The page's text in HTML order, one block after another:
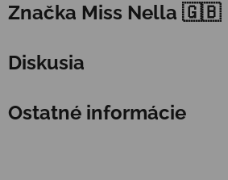
Značka Miss Nella 🇬🇧
Diskusia
Ostatné informácie